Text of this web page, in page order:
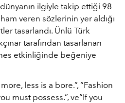
ilgiyle takip ettiği 98
veren sözlerinin yer aldığı
tasarlandı. Ünlü Türk
tarafından tasarlanan
etkinliğinde beğeniye
less is a bore.”, “Fashion
must possess.”, ve“If you